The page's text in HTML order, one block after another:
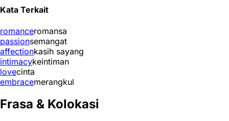
Kata Terkait
romanceromansa
passionsemangat
affectionkasih sayang
intimacykeintiman
lovecinta
embracemerangkul
Frasa & Kolokasi